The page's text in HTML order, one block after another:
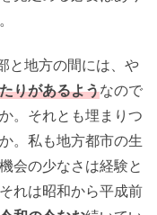
と地方の間には、や
りがあるようなので
。それとも埋まりつ
。私も地方都市の生
会の少なさは経験と
れは昭和から平成前